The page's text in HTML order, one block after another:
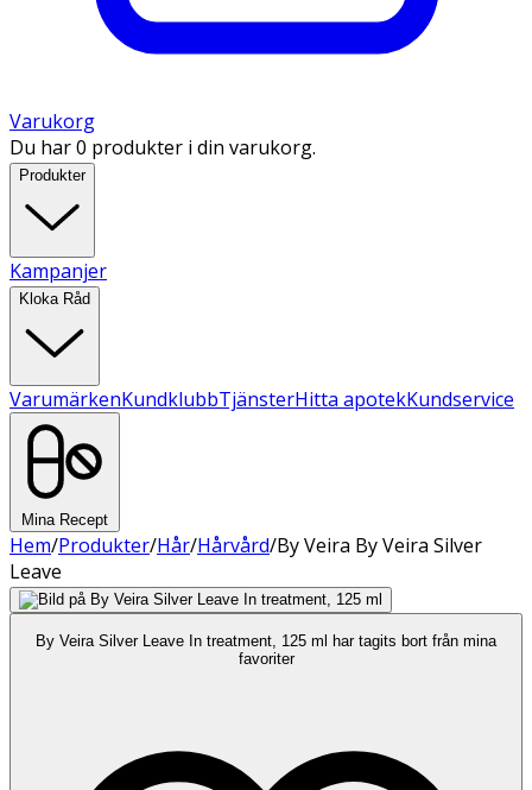
Varukorg
Du har 0 produkter i din varukorg.
Produkter
Kampanjer
Kloka Råd
VarumärkenKundklubbTjänsterHitta apotekKundservice
Mina Recept
Hem/Produkter/Hår/Hårvård/By Veira By Veira Silver
Leave
By Veira Silver Leave In treatment, 125 ml har tagits bort från mina
favoriter